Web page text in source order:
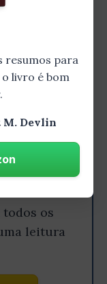
o livro
os
leitura
resumos para
livro é bom
M. Devlin